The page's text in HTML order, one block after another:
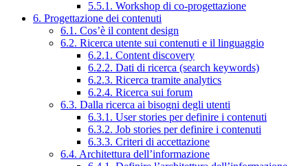
5.5.1. Workshop di co-progettazione
6. Progettazione dei contenuti
6.1. Cos’è il content design
6.2. Ricerca utente sui contenuti e il linguaggio
6.2.1. Content discovery
6.2.2. Dati di ricerca (search keywords)
6.2.3. Ricerca tramite analytics
6.2.4. Ricerca sui forum
6.3. Dalla ricerca ai bisogni degli utenti
6.3.1. User stories per definire i contenuti
6.3.2. Job stories per definire i contenuti
6.3.3. Criteri di accettazione
6.4. Architettura dell’informazione